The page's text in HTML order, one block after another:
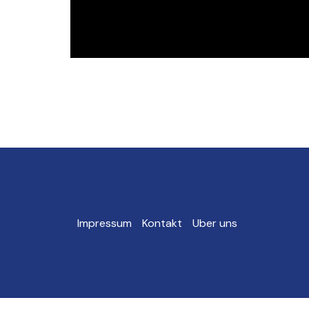
Impressum Kontakt Uber uns